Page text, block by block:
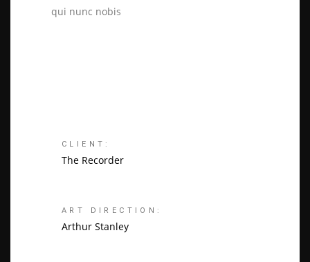
qui nunc nobis
CLIENT:
The Recorder
ART DIRECTION:
Arthur Stanley